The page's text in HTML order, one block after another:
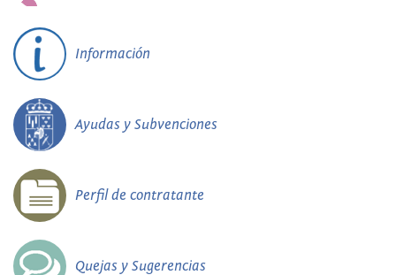
Información
Ayudas y Subvenciones
Perfil de contratante
Quejas y Sugerencias